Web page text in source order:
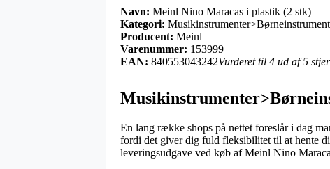
Navn: Meinl Nino Maracas i plastik (2 stk)
Kategori:
Producent: Meinl
Varenummer: 153999
EAN: 840553043242Vurderet til 4 ud af 5
En lang række shops på nettet foreslår i dag
fordi det giver dig fuld fleksibilitet til at hente
leveringsudgave ved køb af Meinl Nino